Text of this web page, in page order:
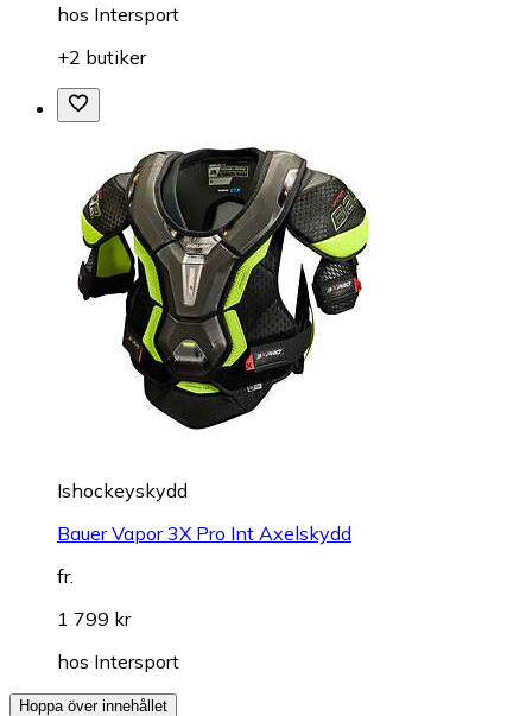
hos Intersport
+2 butiker
Ishockeyskydd
Bauer Vapor 3X Pro Int Axelskydd
fr.
1 799 kr
hos Intersport
Hoppa över innehållet